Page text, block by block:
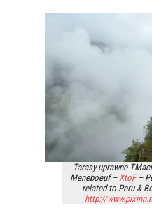
Tarasy uprawne
Meneboeuf –XtoF–
related to Peru &
http://